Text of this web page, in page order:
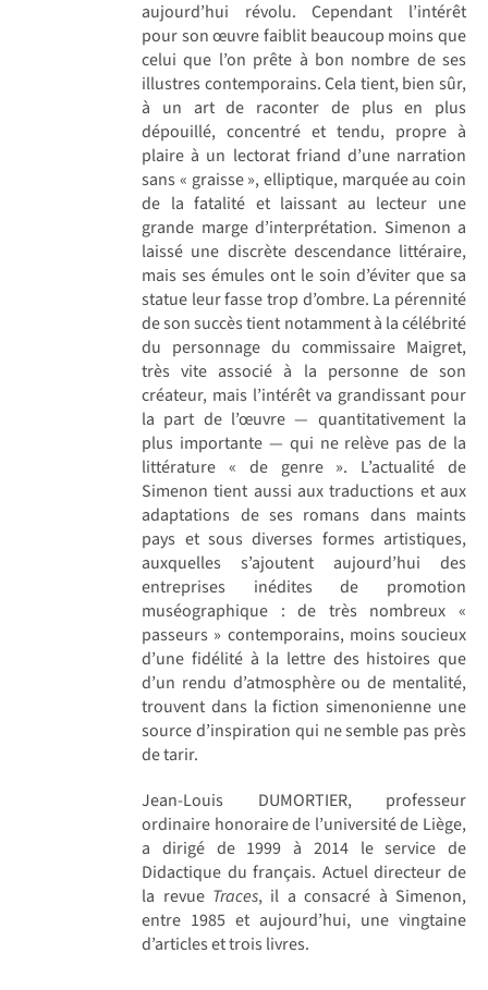
aujourd’hui révolu. Cependant l’intérêt
pour son œuvre faiblit beaucoup moins que
celui que l’on prête à bon nombre de ses
illustres contemporains. Cela tient, bien sûr,
à un art de raconter de plus en plus
dépouillé, concentré et tendu, propre à
plaire à un lectorat friand d’une narration
sans « graisse », elliptique, marquée au coin
de la fatalité et laissant au lecteur une
grande marge d’interprétation. Simenon a
laissé une discrète descendance littéraire,
mais ses émules ont le soin d’éviter que sa
statue leur fasse trop d’ombre. La pérennité
de son succès tient notamment à la célébrité
du personnage du commissaire Maigret,
très vite associé à la personne de son
créateur, mais l’intérêt va grandissant pour
la part de l’œuvre — quantitativement la
plus importante — qui ne relève pas de la
littérature « de genre ». L’actualité de
Simenon tient aussi aux traductions et aux
adaptations de ses romans dans maints
pays et sous diverses formes artistiques,
auxquelles s’ajoutent aujourd’hui des
entreprises inédites de promotion
muséographique : de très nombreux «
passeurs » contemporains, moins soucieux
d’une fidélité à la lettre des histoires que
d’un rendu d’atmosphère ou de mentalité,
trouvent dans la fiction simenonienne une
source d’inspiration qui ne semble pas près
de tarir.
Jean-Louis DUMORTIER, professeur
ordinaire honoraire de l’université de Liège,
a dirigé de 1999 à 2014 le service de
Didactique du français. Actuel directeur de
la revue Traces, il a consacré à Simenon,
entre 1985 et aujourd’hui, une vingtaine
d’articles et trois livres.